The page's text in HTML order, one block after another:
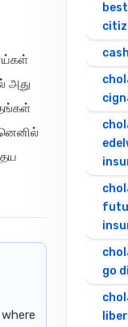
அது
go